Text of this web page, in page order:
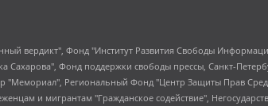
инагент", Кочетков Игорь Викторович, Общество с ограниченной ответственностью "Честные выборы", Еланчик Олег Александрович, Общество с ограниченной ответственностью "Нобелевский призыв", Гималова Регина Эмилевна, Григорьев Андрей Валерьевич, Григорьева Алина Александровна, Ассоциация по содействию защите прав призывников, альтернативнослужащих и военнослужащих "Правозащитная группа "Гражданин.Армия.Право", Хисамова Регина Фаритовна, Автономная некоммерческая организация по реализации социально-правовых программ "Лилит", Дальневосточное общественное движение "Маяк", Санкт-Петербургская ЛГБТ-инициативная группа "Выход", Инициативная группа ЛГБТ+ "Реверс", Алексеев Андрей Викторович, Бекбулатова Таисия Львовна, Беляев Иван Михайлович, Владыкина Елена Сергеевна, Гельман Марат Александрович, Никульшина Вероника Юрьевна, Толоконникова Надежда Андреевна, Шендерович Виктор Анатольевич, Общество с ограниченной ответственностью "Данное сообщение", Общество с ограниченной ответственностью Издательский дом "Новая глава", Айнбиндер Александра Александровна, Московский комьюнити-центр для ЛГБТ+инициатив, Благотворительный фонд развития филантропии, Deutsche Welle (Германия, Kurt-Schumacher-Strasse 3, 53113 Bonn), Борзунова Мария Михайловна, Воробьев Виктор Викторович, Голубева Анна Львовна, Константинова Алла Михайловна, Малкова Ирина Владимировна, Мурадов Мурад Абдулгалимович, Осетинская Елизавета Николаевна, Понасенков Евгений Николаевич, Ганапольский Матвей Юрьевич, Киселев Евгений Алексеевич, Борухович Ирина Григорьевна, Дремин Иван Тимофеевич, Дубровский Дмитрий Викторович, Красноярская региональная общественная организация поддержки и развития альтернативных образовательных технологий и межкультурных коммуникаций "ИНТЕРРА", Маяковская Екатерина Алексеевна, Фейгин Марк Захарович, Филимонов Андрей Викторович, Дзугкоева Регина Николаевна, Доброхотов Роман Александрович, Дудь Юрий Александрович, Елкин Сергей Владимирович, Кругликов Кирилл Игоревич, Сабунаева Мария Леонидовна, Семенов Алексей Владимирович, Шаинян Карен Багратович, Шульман Екатерина Михайловна, Асафьев Артур Валерьевич, Вахштайн Виктор Семенович, Венедиктов Алексей Алексеевич, Лушникова Екатерина Евгеньевна, Волков Леонид Михайлович, Невзоров Александр Глебович, Пархоменко Сергей Борисович, Сироткин Ярослав Николаевич, Кара-Мурза Владимир Владимирович, Баранова Наталья Владимировна, Гозман Леонид Яковлевич, Кагарлицкий Борис Юльевич, Климарев Михаил Валерьевич, Милов Владимир Станиславович, Автономная некоммерческая организация